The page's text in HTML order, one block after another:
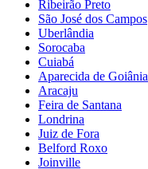
Ribeirão Preto
São José dos Campos
Uberlândia
Sorocaba
Cuiabá
Aparecida de Goiânia
Aracaju
Feira de Santana
Londrina
Juiz de Fora
Belford Roxo
Joinville